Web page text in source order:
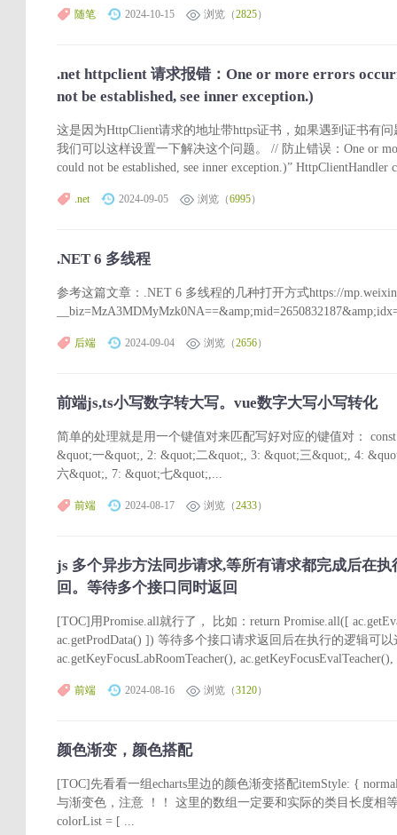
随笔 2024-10-15 浏览（2825）
.net httpclient 请求报错：One or more errors
not be established, see inner exception.)
这是因为HttpClient请求的地址带https证书，如果遇到证书有
我们可以这样设置一下解决这个问题。 // 防止错误：One or
could not be established, see inner exception.)”
.net 2024-09-05 浏览（6995）
.NET 6 多线程
参考这篇文章：.NET 6 多线程的几种打开方式https://
后端 2024-09-04 浏览（2656）
前端js,ts小写数字转大写。vue数字大写小写转化
简单的处理就是用一个键值对来匹配写好对应的键值对：
&quot;一&quot;, 2: &quot;二&quot;, 3: &quot;三&quot;, 4:
六&quot;, 7: &quot;七&quot;,...
前端 2024-08-17 浏览（2433）
js 多个异步方法同步请求,等所有请求都完成后在
回。等待多个接口同时返回
[TOC]用Promise.all就行了， 比如：return Promise.all([
ac.getProdData() ]) 等待多个接口请求返回后在执行的逻辑可
ac.getKeyFocusLabRoomTeacher(),
前端 2024-08-16 浏览（3120）
颜色渐变，颜色搭配
[TOC]先看看一组echarts里边的颜色渐变搭配itemStyle: {
与渐变色，注意 ！！ 这里的数组一定要和实际的类目长度相
colorList = [ ...